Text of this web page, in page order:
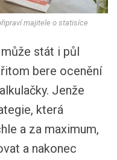
majitele o statisíce
stát i půl
bere ocenění
Jenže
která
a za maximum,
a nakonec